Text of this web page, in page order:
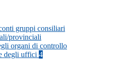
gruppi consiliari
provinciali
organi di controllo
degli uffici 4